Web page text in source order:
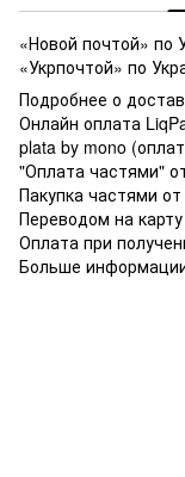
«Новой почтой» по
«Укрпочтой» по
Подробнее о
Онлайн оплата
plata by mono
"Оплата частями"
Пакупка частями
Переводом на
Оплата при
Больше